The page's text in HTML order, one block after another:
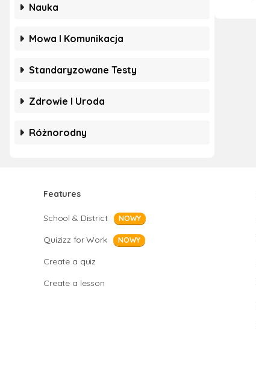
Nauka
Mowa I Komunikacja
Standaryzowane Testy
Zdrowie I Uroda
Różnorodny
Features
School & District NOWY
Quizizz for Work NOWY
Create a quiz
Create a lesson